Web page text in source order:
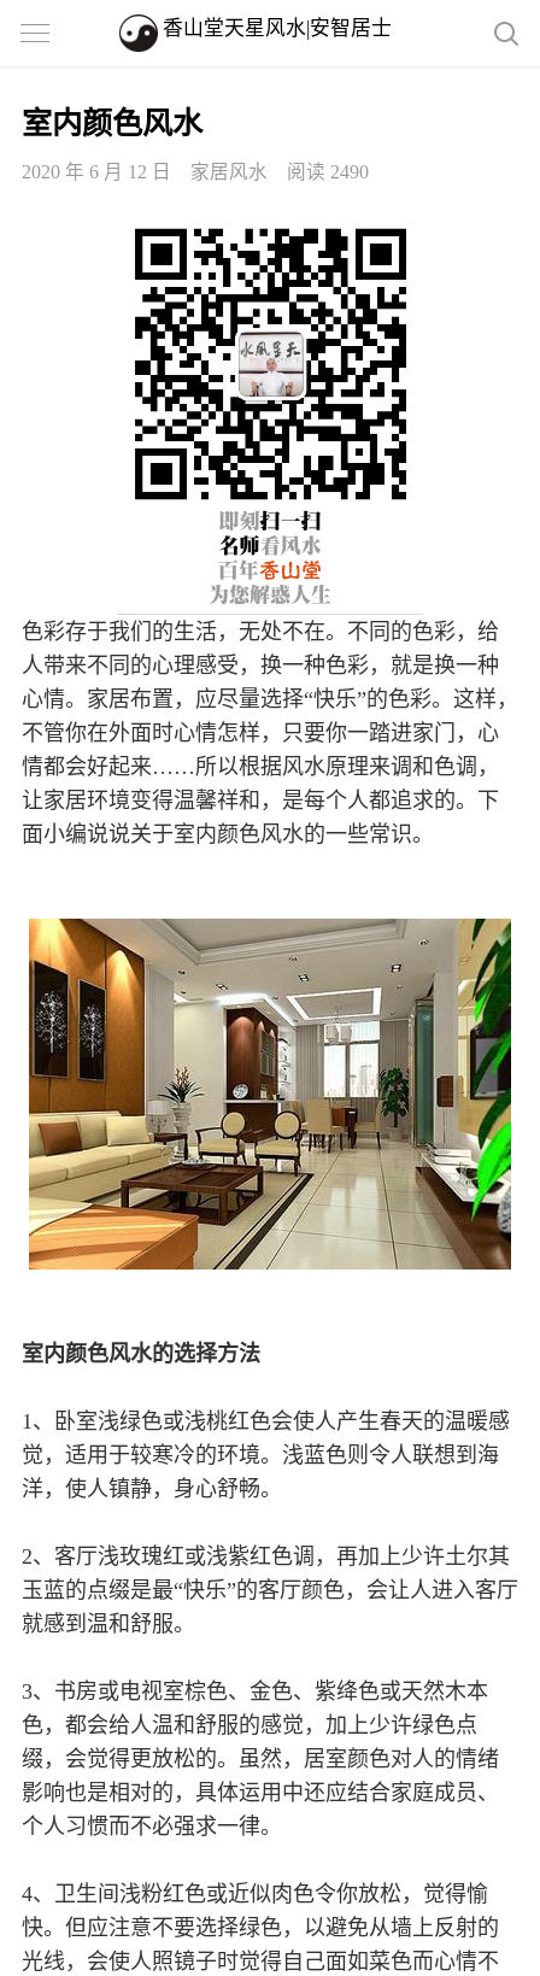
香山堂天星风水|安智居士
室内颜色风水
2020 年 6 月 12 日 家居风水 阅读 2490
色彩存于我们的生活，无处不在。不同的色彩，给
人带来不同的心理感受，换一种色彩，就是换一种
心情。家居布置，应尽量选择“快乐”的色彩。这样，
不管你在外面时心情怎样，只要你一踏进家门，心
情都会好起来……所以根据风水原理来调和色调，
让家居环境变得温馨祥和，是每个人都追求的。下
面小编说说关于室内颜色风水的一些常识。
室内颜色风水的选择方法
1、卧室浅绿色或浅桃红色会使人产生春天的温暖感
觉，适用于较寒冷的环境。浅蓝色则令人联想到海
洋，使人镇静，身心舒畅。
2、客厅浅玫瑰红或浅紫红色调，再加上少许土尔其
玉蓝的点缀是最“快乐”的客厅颜色，会让人进入客厅
就感到温和舒服。
3、书房或电视室棕色、金色、紫绛色或天然木本
色，都会给人温和舒服的感觉，加上少许绿色点
缀，会觉得更放松的。虽然，居室颜色对人的情绪
影响也是相对的，具体运用中还应结合家庭成员、
个人习惯而不必强求一律。
4、卫生间浅粉红色或近似肉色令你放松，觉得愉
快。但应注意不要选择绿色，以避免从墙上反射的
光线，会使人照镜子时觉得自己面如菜色而心情不